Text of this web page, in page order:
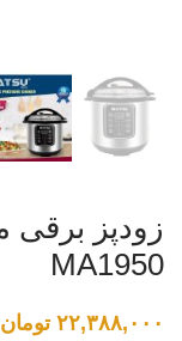
MA1950
۲۲,۳۸۸,۰۰۰ تومان